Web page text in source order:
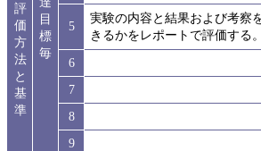
評
価
方
法
と
基
準
目
標
毎
5
実験の内容と結果および考察
きるかをレポートで評価する。
6
7
8
9